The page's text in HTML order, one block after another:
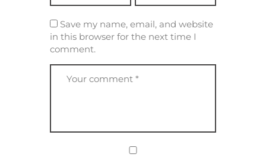
Save my name, email, and website
in this browser for the next time I
comment.